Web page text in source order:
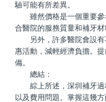
驗可能有所差異。
雖然價格是一個重要參
合醫院的服務質量和補牙
另外，許多醫院會設有
惠活動，減輕經濟負擔。
備。
總結：
綜上所述，深圳補牙過
以及費用問題。掌握這幾